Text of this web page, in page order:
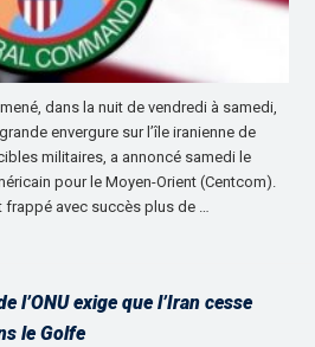
dans la nuit de vendredi à samedi,
envergure sur l’île iranienne de
militaires, a annoncé samedi le
pour le Moyen-Orient (Centcom).
frappé avec succès plus de …
l’ONU exige que l’Iran cesse
le Golfe